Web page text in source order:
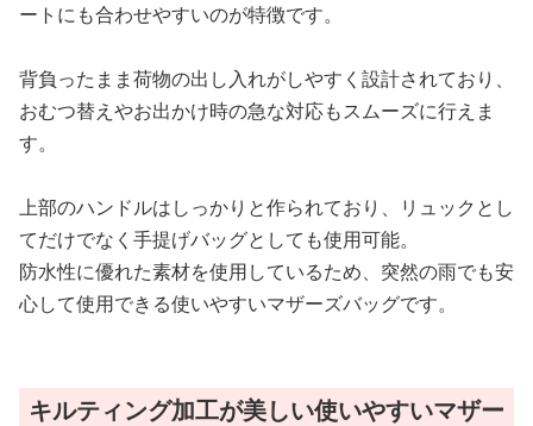
ートにも合わせやすいのが特徴です。
背負ったまま荷物の出し入れがしやすく設計されており、
おむつ替えやお出かけ時の急な対応もスムーズに行えま
す。
上部のハンドルはしっかりと作られており、リュックとし
てだけでなく手提げバッグとしても使用可能。
防水性に優れた素材を使用しているため、突然の雨でも安
心して使用できる使いやすいマザーズバッグです。
キルティング加工が美しい使いやすいマザー